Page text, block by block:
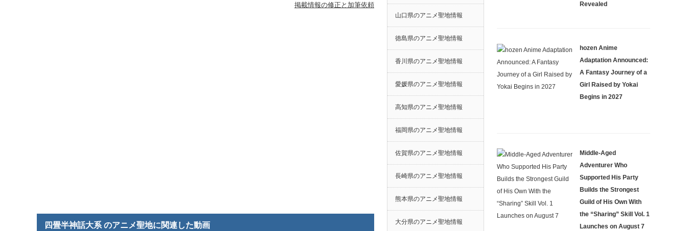
掲載情報の修正と加筆依頼
四畳半神話大系 のアニメ聖地に関連した動画
山口県のアニメ聖地情報
徳島県のアニメ聖地情報
香川県のアニメ聖地情報
愛媛県のアニメ聖地情報
高知県のアニメ聖地情報
福岡県のアニメ聖地情報
佐賀県のアニメ聖地情報
長崎県のアニメ聖地情報
熊本県のアニメ聖地情報
大分県のアニメ聖地情報
Revealed
hozen Anime
Adaptation Announced:
A Fantasy Journey of a
Girl Raised by Yokai
Begins in 2027
Middle-Aged
Adventurer Who
Supported His Party
Builds the Strongest
Guild of His Own With
the “Sharing” Skill Vol. 1
Launches on August 7